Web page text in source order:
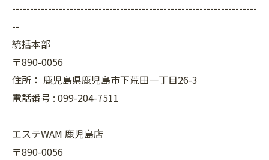
--------------------------------------------------------------------
--
統括本部
〒890-0056
住所： 鹿児島県鹿児島市下荒田一丁目26-3
電話番号 : 099-204-7511
エステWAM 鹿児島店
〒890-0056